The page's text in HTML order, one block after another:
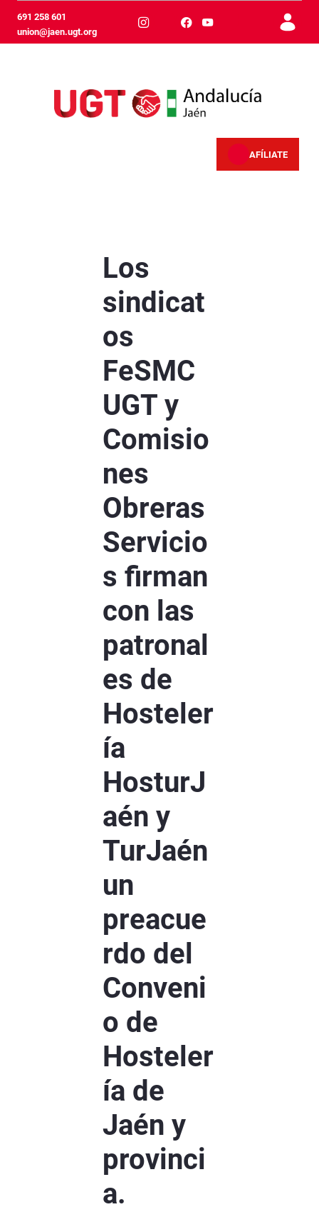
Skip to Main Content
691 258 601
union@jaen.ugt.org
AFÍLIATE
Los
sindicat
os
FeSMC
UGT y
Comisio
nes
Obreras
Servicio
s firman
con las
patronal
es de
Hosteler
ía
HosturJ
aén y
TurJaén
un
preacue
rdo del
Conveni
o de
Hosteler
ía de
Jaén y
provinci
a.